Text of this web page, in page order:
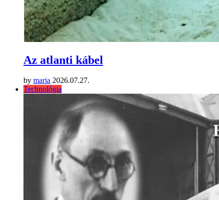
Az atlanti kábel
by maria 2026.07.27.
Technológia